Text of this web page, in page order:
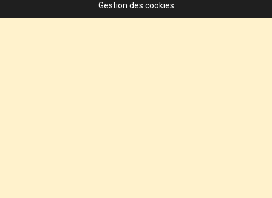
Gestion des cookies